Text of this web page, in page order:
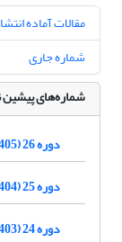
مقالات آماده
شماره جاری
شماره‌های
دوره 26 (1405)
دوره 25 (1404)
دوره 24 (1403)